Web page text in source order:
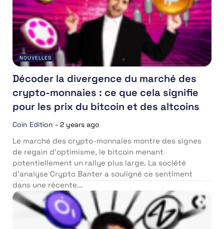
NOUVELLES
Décoder la divergence du marché des
crypto-monnaies : ce que cela signifie
pour les prix du bitcoin et des altcoins
Coin Edition - 2 years ago
Le marché des crypto-monnaies montre des signes
de regain d’optimisme, le bitcoin menant
potentiellement un rallye plus large. La société
d’analyse Crypto Banter a souligné ce sentiment
dans une récente...